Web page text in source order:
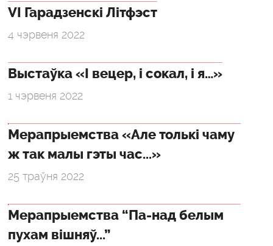
VI Гарадзенскі Літфэст
4 чэрвеня 2022
Выстаўка «І вецер, і сокал, і я…»
1 чэрвеня 2022
Мерапрыемства «Але толькі чаму
ж так малы гэты час...»
25 траўня 2022
Мерапрыемства “Па-над белым
пухам вішняў...”